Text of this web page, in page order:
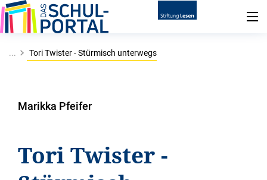
... Tori Twister - Stürmisch unterwegs
Marikka Pfeifer
Tori Twister -